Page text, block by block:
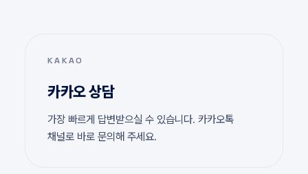
KAKAO
카카오 상담
가장 빠르게 답변받으실 수 있습니다. 카카오톡
채널로 바로 문의해 주세요.